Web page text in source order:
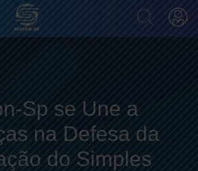
Sp se Une a
na Defesa da
do Simples